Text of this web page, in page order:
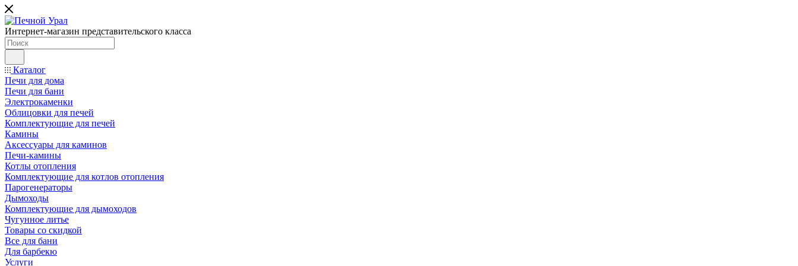
Интернет-магазин представительского класса
Каталог
Печи для дома
Печи для бани
Электрокаменки
Облицовки для печей
Комплектующие для печей
Камины
Аксессуары для каминов
Печи-камины
Котлы отопления
Комплектующие для котлов отопления
Парогенераторы
Дымоходы
Комплектующие для дымоходов
Чугунное литье
Товары со скидкой
Все для бани
Для барбекю
Услуги